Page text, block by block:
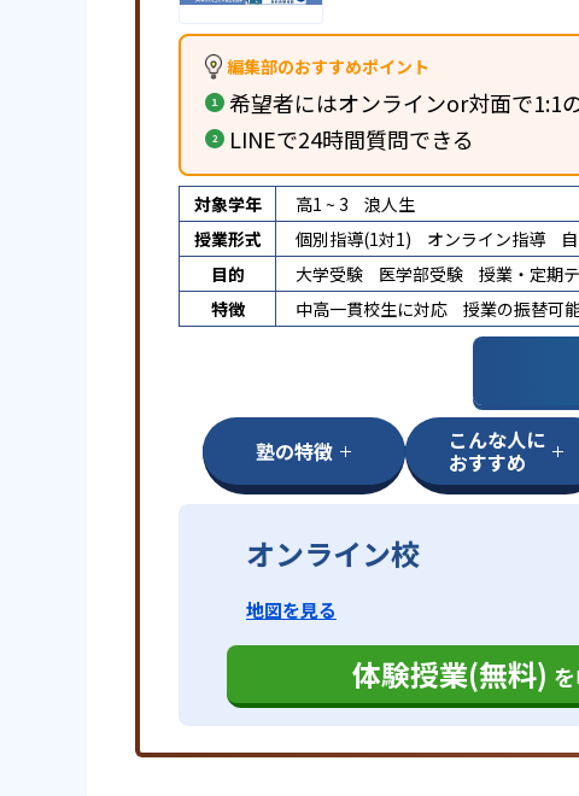
編集部のおすすめポイント
希望者にはオンラインor対面で1:1
LINEで24時間質問できる
対象学年 高1 ~ 3
浪人生
授業形式
個別指導(1対1) オンライン指導
目的
大学受験 医学部受験 授業・定期
特徴
中高一貫校生に対応 授業の振替可
塾の特徴 こんな人に
おすすめ
オンライン校
地図を見る
体験授業(無料)